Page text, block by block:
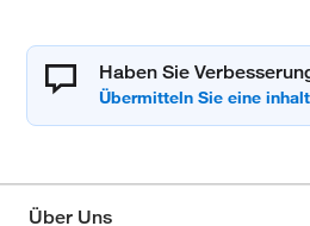
Haben Sie
Über Uns